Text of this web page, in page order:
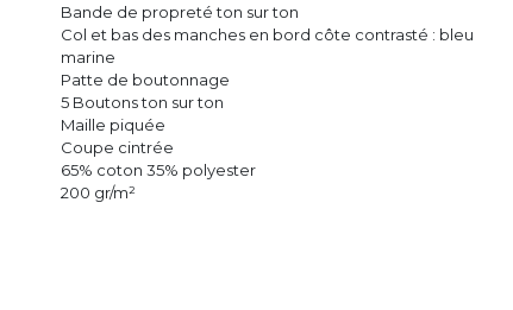
Bande de propreté ton sur ton
Col et bas des manches en bord côte contrasté : bleu
marine
Patte de boutonnage
5 Boutons ton sur ton
Maille piquée
Coupe cintrée
65% coton 35% polyester
200 gr/m²